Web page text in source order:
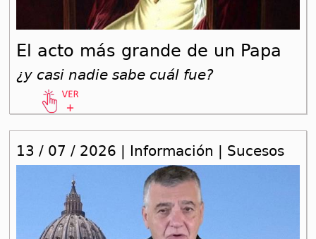
El acto más grande de un Papa
¿y casi nadie sabe cuál fue?
13 / 07 / 2026 | Información | Sucesos